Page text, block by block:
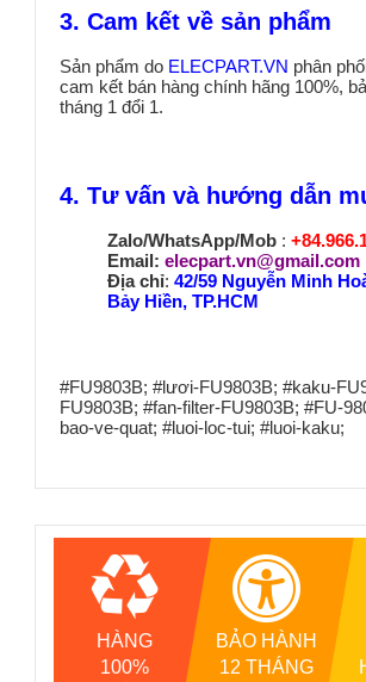
3. Cam kết về sản phẩm
Sản phẩm do ELECPART.VN phân
cam kết bán hàng chính hãng 100%,
tháng 1 đổi 1.
4. Tư vấn và hướng dẫn
Zalo/WhatsApp/Mob :
Email: elecpart.vn@gmail.com
Địa chỉ: 42/59 Nguyễn Minh
Bảy Hiền, TP.HCM
#FU9803B; #lươi-FU9803B; #kaku-
FU9803B; #fan-filter-FU9803B; #FU-
bao-ve-quat; #luoi-loc-tui; #luoi-kaku;
HÀNG
100%
BẢO HÀNH
12 THÁNG